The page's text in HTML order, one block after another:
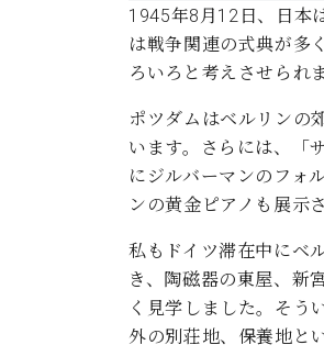
C.ベヒシュタイン コ
グランドピアノ
C.ベヒシュタイン アカデミ
W.ホフマン プロフェッショ
ピア
ホール・スタジオレンタル
ホール・スタジオ空き状況
動画収録サービス
ピアノのコンシェルジュ
お問い合わせ
アーティス
1945年8月12日、日本
は戦争関連の式典が多
ろいろと考えさせられ
ポツダムはベルリンの
います。さらには、「
にジルバーマンのフォ
ンの黄金ピアノも展示
私もドイツ滞在中にベ
き、陶磁器の東屋、新
く見学しました。そう
外の別荘地、保養地と
ゲ
ー
シ
ョ
ン